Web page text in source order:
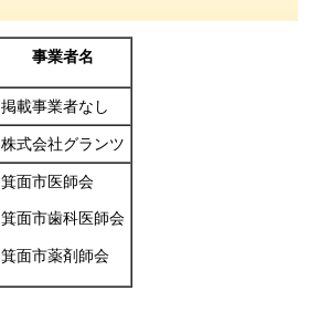
事業者名
掲載事業者なし
株式会社グランツ
箕面市医師会
箕面市歯科医師会
箕面市薬剤師会